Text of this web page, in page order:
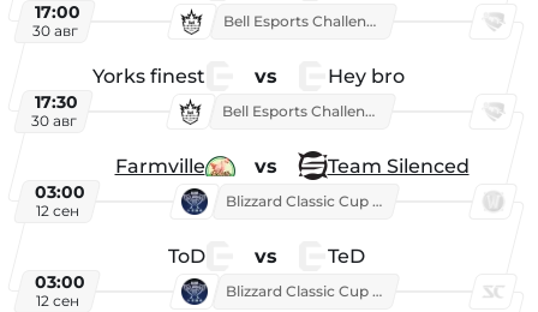
17:00
30 авг
Bell Esports Challenge 2026
Yorks finest vs Hey bro
17:30
30 авг
Bell Esports Challenge 2026
Farmville vs Team Silenced
03:00
12 сен
Blizzard Classic Cup 2026
ToD vs TeD
03:00
12 сен
Blizzard Classic Cup 2026